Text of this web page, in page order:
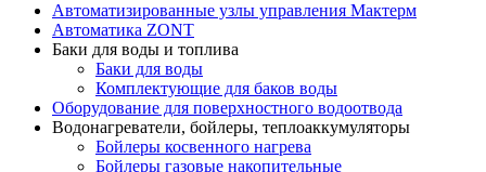
Автоматизированные узлы управления Мактерм
Автоматика ZONT
Баки для воды и топлива
Баки для воды
Комплектующие для баков воды
Оборудование для поверхностного водоотвода
Водонагреватели, бойлеры, теплоаккумуляторы
Бойлеры косвенного нагрева
Бойлеры газовые накопительные